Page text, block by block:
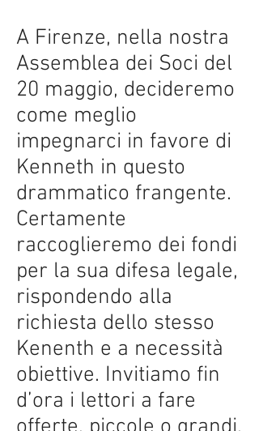
A Firenze, nella nostra
Assemblea dei Soci del
20 maggio, decideremo
come meglio
impegnarci in favore di
Kenneth in questo
drammatico frangente.
Certamente
raccoglieremo dei fondi
per la sua difesa legale,
rispondendo alla
richiesta dello stesso
Kenenth e a necessità
obiettive. Invitiamo fin
d’ora i lettori a fare